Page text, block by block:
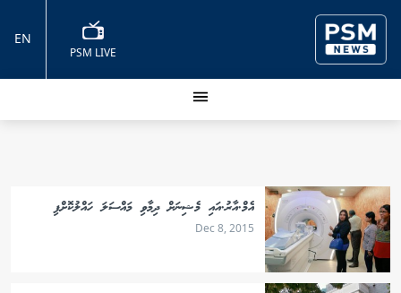
PSM LIVE
EN
އެމް.އާރު.އައި މެޝިނަށް ދިމާވި މައްސަލަ ހައްލުކޮށްފި
Dec 8, 2015